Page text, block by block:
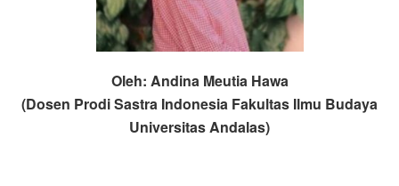
Oleh: Andina Meutia Hawa
(Dosen Prodi Sastra Indonesia Fakultas Ilmu Budaya
Universitas Andalas)